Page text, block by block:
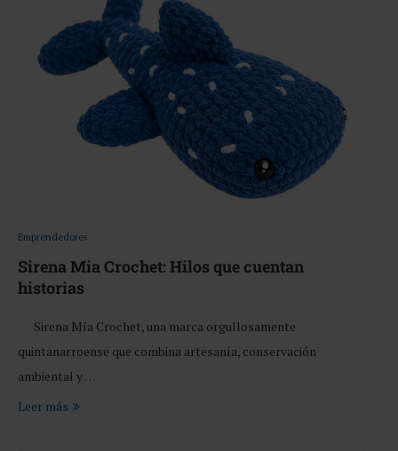
Emprendedores
Sirena Mia Crochet: Hilos que cuentan
historias
Sirena Mía Crochet, una marca orgullosamente
quintanarroense que combina artesanía, conservación
ambiental y …
Leer más